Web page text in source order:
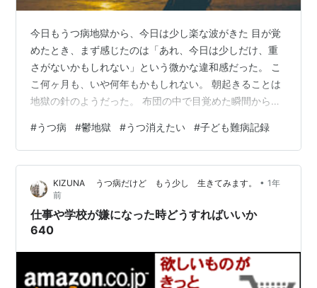
今日もうつ病地獄から、今日は少し楽な波がきた 目が覚
めたとき、まず感じたのは「あれ、今日は少しだけ、重
さがないかもしれない」という微かな違和感だった。 こ
こ何ヶ月も、いや何年もかもしれない。 朝起きることは
地獄の針のようだった。 布団の中で目覚めた瞬間から、
染み出す「生きていたくない」という呪詛。 それらが、
一日を始める前にすべてを終わらせていた。 でも、今日
は違った。 それがどうしてなのかは分からない。 薬が効
いたのかもしれないし、気圧の変化かもしれない。 ある
いは、単なる神経の偶然的な誤作動かもしれない。 理由
は分からないけれど、「ほんの少…
#うつ病 #鬱地獄 #うつ消えたい #子ども難病記録
KIZUNA うつ病だけど もう少し 生きてみます。 • 1年
前
仕事や学校が嫌になった時どうすればいいか
640